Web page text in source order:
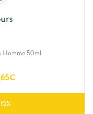
Homme 50ml
65€
15%